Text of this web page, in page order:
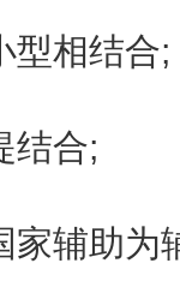
型相结合;
结合;
家辅助为